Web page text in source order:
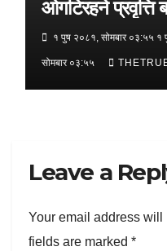
ओगटिरहने प्रवृत्ति
१ पुष २०८१, सोमबार ०३:५५
सोमबार ०३:५५
Leave a
Your email address will
fields are marked *